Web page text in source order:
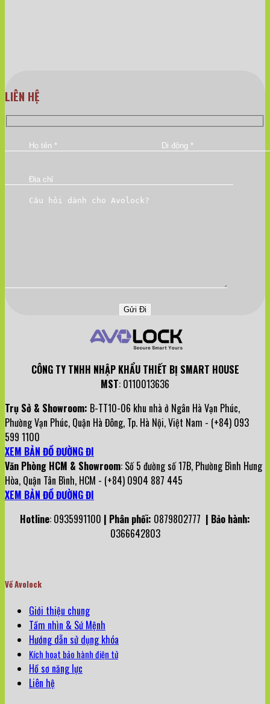
LIÊN HỆ
CÔNG TY TNHH NHẬP KHẨU THIẾT BỊ SMART HOUSE
MST: 0110013636
Trụ Sở & Showroom: B-TT10-06 khu nhà ở Ngân Hà Vạn Phúc,
Phường Vạn Phúc, Quận Hà Đông, Tp. Hà Nội, Việt Nam - (+84) 093
599 1100
XEM BẢN ĐỒ ĐƯỜNG ĐI
Văn Phòng HCM & Showroom: Số 5 đường số 17B, Phường Bình Hưng
Hòa, Quận Tân Bình, HCM - (+84) 0904 887 445
XEM BẢN ĐỒ ĐƯỜNG ĐI
Hotline: 0935991100 | Phân phối: 0879802777 | Bảo hành:
0366642803
Về Avolock
Giới thiệu chung
Tầm nhìn & Sứ Mệnh
Hướng dẫn sử dụng khóa
Kích hoạt bảo hành điện tử
Hồ sơ năng lực
Liên hệ